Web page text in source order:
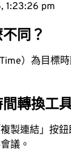
1:23:27 pm
同？
）為目標
轉換工
製連結」按
議。